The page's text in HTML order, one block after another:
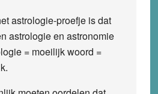
astrologie-proefje is dat
astrologie en astronomie
= moeilijk woord =